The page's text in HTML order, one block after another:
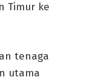
Timur ke
tenaga
utama